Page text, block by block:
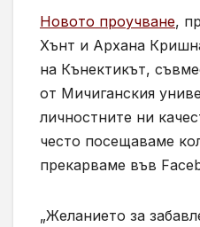
Новото проучване,
Хънт и Архана
на Кънектикът,
от Мичиганския
личностните ни
често посещаваме
прекарваме във
„Желанието за